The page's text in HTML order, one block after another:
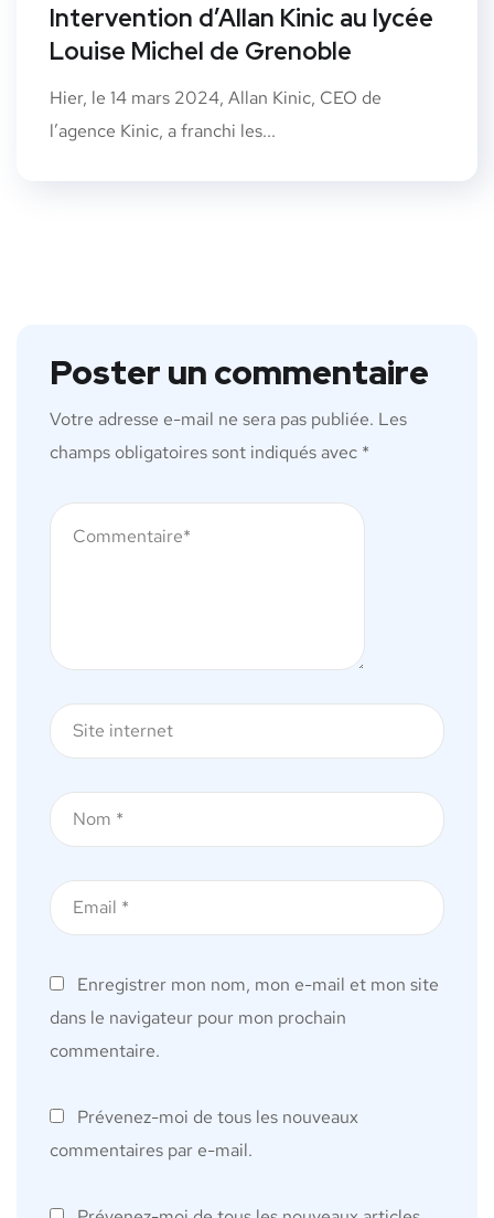
Intervention d’Allan Kinic au lycée
Louise Michel de Grenoble
Hier, le 14 mars 2024, Allan Kinic, CEO de
l’agence Kinic, a franchi les...
Poster un commentaire
Votre adresse e-mail ne sera pas publiée. Les
champs obligatoires sont indiqués avec *
Enregistrer mon nom, mon e-mail et mon site
dans le navigateur pour mon prochain
commentaire.
Prévenez-moi de tous les nouveaux
commentaires par e-mail.